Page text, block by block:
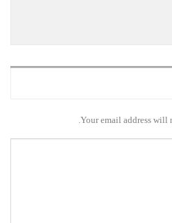
Your email address will